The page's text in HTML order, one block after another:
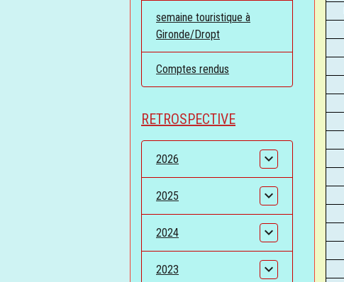
semaine touristique à
Gironde/Dropt
Comptes rendus
RETROSPECTIVE
2026
2025
2024
2023